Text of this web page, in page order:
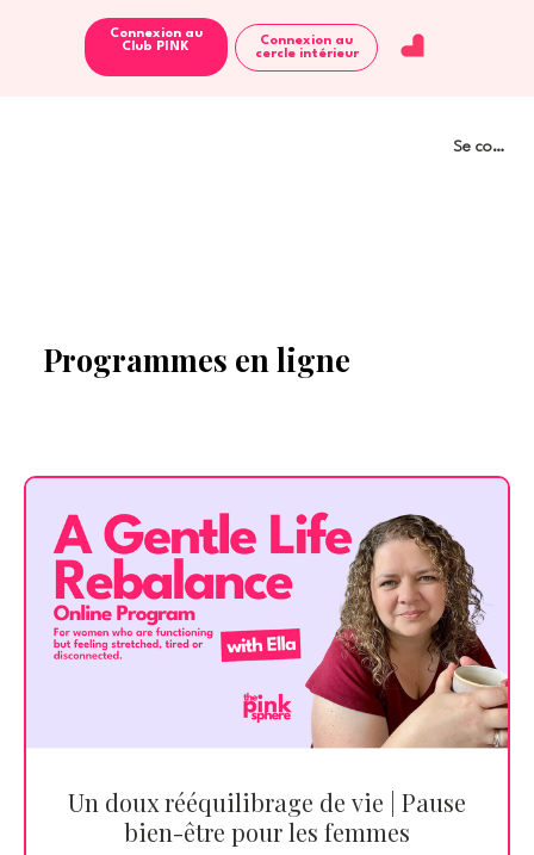
Se
Connexion au
Club PINK
Connexion au
cercle intérieur
Programmes en ligne
Un doux rééquilibrage de vie | Pause
bien-être pour les femmes